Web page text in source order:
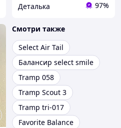
Деталька 97%
Смотри также
Select Air Tail
Балансир select smile
Tramp 058
Tramp Scout 3
Tramp tri-017
Favorite Balance